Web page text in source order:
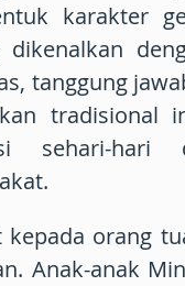
karakter
dikenalkan
tanggung
tradisional
sehari-hari
kepada orang
Anak-anak